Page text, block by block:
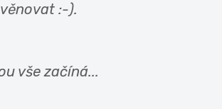
:-).
vše začíná...